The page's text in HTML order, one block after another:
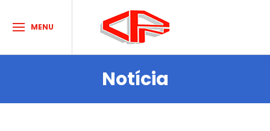
Sobre o Clube
MENU
Notícia